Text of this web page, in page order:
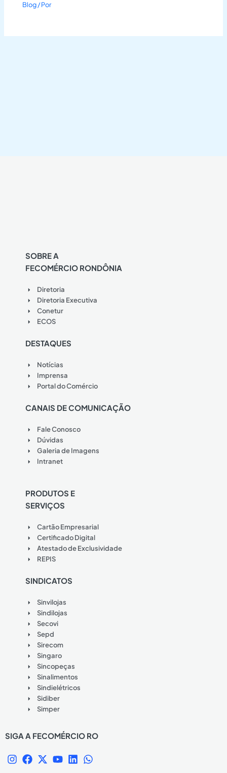
Blog/ Por
SOBRE A
FECOMÉRCIO RONDÔNIA
Diretoria
Diretoria Executiva
Conetur
ECOS
DESTAQUES
Notícias
Imprensa
Portal do Comércio
CANAIS DE COMUNICAÇÃO
Fale Conosco
Dúvidas
Galeria de Imagens
Intranet
PRODUTOS E
SERVIÇOS
Cartão Empresarial
Certificado Digital
Atestado de Exclusividade
REPIS
SINDICATOS
Sinvilojas
Sindilojas
Secovi
Sepd
Sirecom
Singaro
Sincopeças
Sinalimentos
Sindielétricos
Sidiber
Simper
SIGA A FECOMÉRCIO RO
I
n
F
a
X
-
Y
o
L
i
W
h